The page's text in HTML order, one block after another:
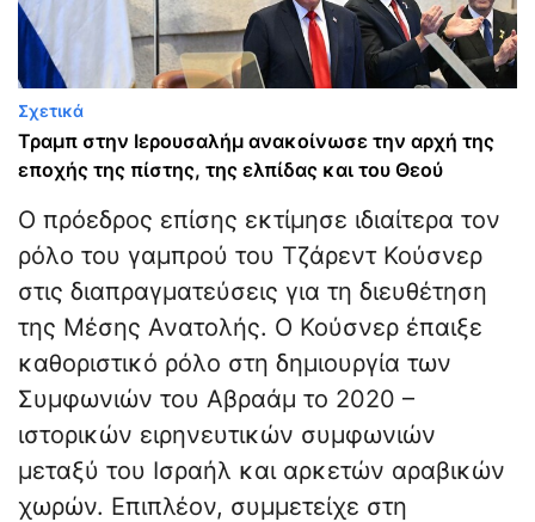
Σχετικά
Τραμπ στην Ιερουσαλήμ ανακοίνωσε την αρχή της
εποχής της πίστης, της ελπίδας και του Θεού
Ο πρόεδρος επίσης εκτίμησε ιδιαίτερα τον
ρόλο του γαμπρού του Τζάρεντ Κούσνερ
στις διαπραγματεύσεις για τη διευθέτηση
της Μέσης Ανατολής. Ο Κούσνερ έπαιξε
καθοριστικό ρόλο στη δημιουργία των
Συμφωνιών του Αβραάμ το 2020 –
ιστορικών ειρηνευτικών συμφωνιών
μεταξύ του Ισραήλ και αρκετών αραβικών
χωρών. Επιπλέον, συμμετείχε στη